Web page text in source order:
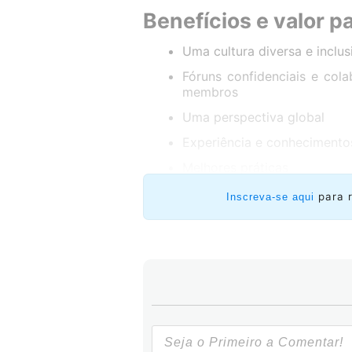
Benefícios e valor
Uma cultura diversa e
Fóruns confidenciais e
membros
Uma perspectiva global
Experiência e
O conteúdo, as
Inscreva-se aqui para